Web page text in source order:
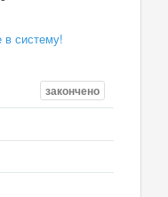
в систему!
закончено